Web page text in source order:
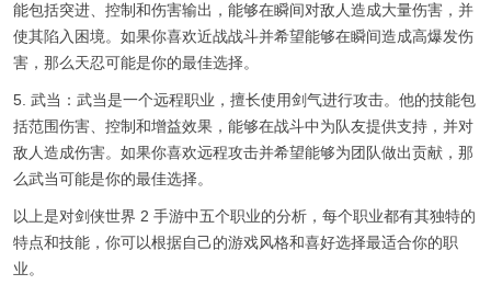
能包括突进、控制和伤害输出，能够在瞬间对敌人造成大量伤害，并
使其陷入困境。如果你喜欢近战战斗并希望能够在瞬间造成高爆发伤
害，那么天忍可能是你的最佳选择。
5. 武当：武当是一个远程职业，擅长使用剑气进行攻击。他的技能包
括范围伤害、控制和增益效果，能够在战斗中为队友提供支持，并对
敌人造成伤害。如果你喜欢远程攻击并希望能够为团队做出贡献，那
么武当可能是你的最佳选择。
以上是对剑侠世界 2 手游中五个职业的分析，每个职业都有其独特的
特点和技能，你可以根据自己的游戏风格和喜好选择最适合你的职
业。